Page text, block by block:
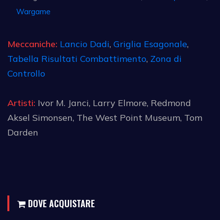
Wargame
Meccaniche: Lancio Dadi, Griglia Esagonale,
Tabella Risultati Combattimento, Zona di
Controllo
Artisti: Ivor M. Janci, Larry Elmore, Redmond
Aksel Simonsen, The West Point Museum, Tom
Darden
DOVE ACQUISTARE